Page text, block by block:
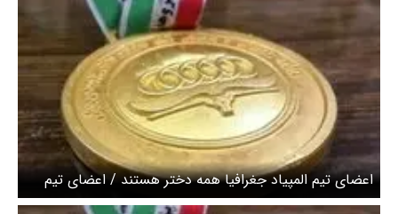
اعضای تیم المپیاد جغرافیا همه دختر هستند / اعضای تیم
المیپاد کامپیوتر همه پسر هستند